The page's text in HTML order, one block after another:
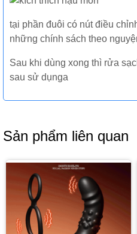
tại phần đuôi có nút điều
những chính sách theo
Sau khi dùng xong thì rửa
sau sử dụnga
Sản phẩm liên quan